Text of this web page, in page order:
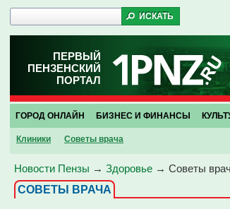
ПЕРВЫЙ
ПЕНЗЕНСКИЙ
ПОРТАЛ
ГОРОД ОНЛАЙН БИЗНЕС И ФИНАНСЫ
Клиники Советы врача
Новости Пензы → Здоровье → Советы
СОВЕТЫ ВРАЧА